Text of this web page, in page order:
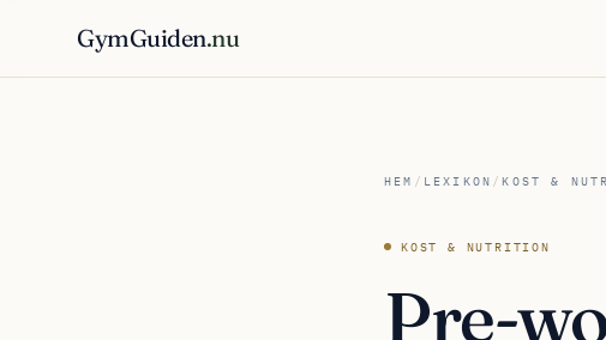
GymGuiden.nu
HEM / LEXIKON /KOST &
KOST & NUTRITION
Pre-